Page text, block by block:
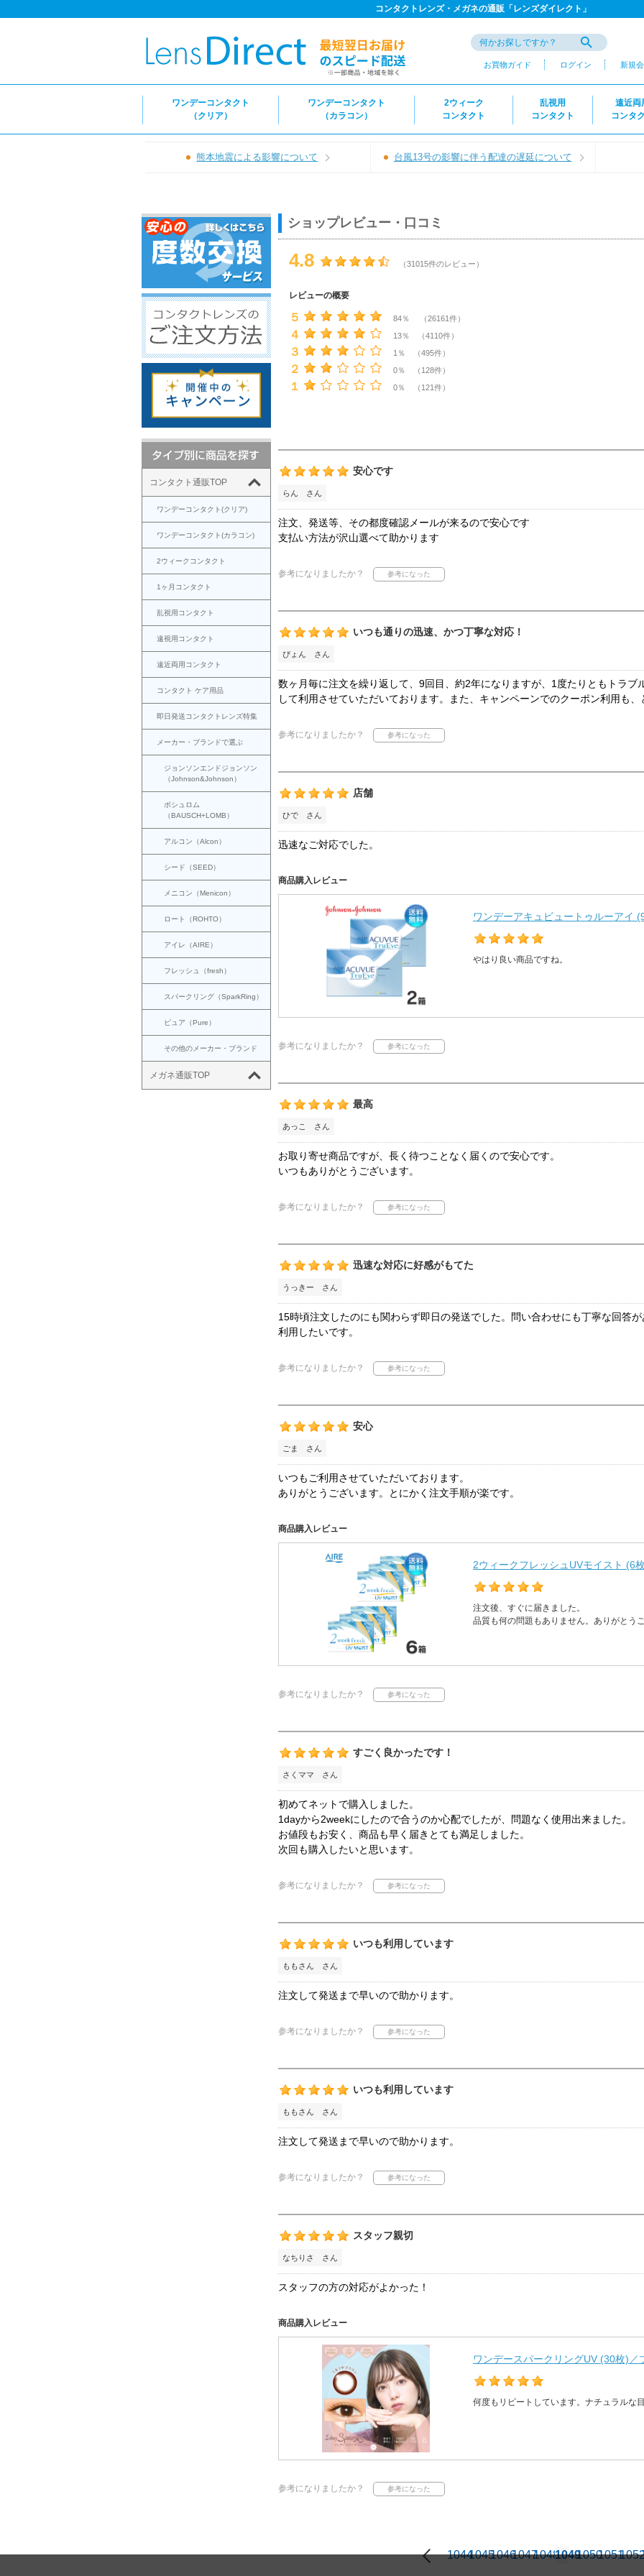
コンタクトレンズ・メガネの通販「レンズダイレクト」
お買物ガイド ログイン 新規
ワンデーコンタクト
（クリア）
ワンデーコンタクト
（カラコン）
2ウィーク
コンタクト
乱視用
コンタクト
遠近両
コンタ
熊本地震による影響について 台風13号の影響に伴う配達の遅延について
コンタクト通販TOP
ワンデーコンタクト(クリア)
ワンデーコンタクト(カラコン)
2ウィークコンタクト
1ヶ月コンタクト
乱視用コンタクト
遠視用コンタクト
遠近両用コンタクト
コンタクト ケア用品
即日発送コンタクトレンズ特集
メーカー・ブランドで選ぶ
ジョンソンエンドジョンソン
（Johnson&Johnson）
ボシュロム
（BAUSCH+LOMB）
アルコン（Alcon）
シード（SEED）
メニコン（Menicon）
ロート（ROHTO）
アイレ（AIRE）
フレッシュ（fresh）
スパークリング（SparkRing）
ピュア（Pure）
その他のメーカー・ブランド
メガネ通販TOP
ショップレビュー・口コミ
4.8 （31015件のレビュー）
レビューの概要
５ 84％ （26161件）
４ 13％ （4110件）
３ 1％ （495件）
２ 0％ （128件）
１ 0％ （121件）
安心です
らん さん
注文、発送等、その都度確認メールが来るので安心です
支払い方法が沢山選べて助かります
参考になりましたか？
いつも通りの迅速、かつ丁寧な対応！
ぴょん さん
数ヶ月毎に注文を繰り返して、9回目、約2年になりますが、1度たりともトラブ
して利用させていただいております。また、キャンペーンでのクーポン利用も、
参考になりましたか？
店舗
ひで さん
迅速なご対応でした。
商品購入レビュー
ワンデーアキュビュートゥルーアイ
やはり良い商品ですね。
参考になりましたか？
最高
あっこ さん
お取り寄せ商品ですが、長く待つことなく届くので安心です。
いつもありがとうございます。
参考になりましたか？
迅速な対応に好感がもてた
うっきー さん
15時頃注文したのにも関わらず即日の発送でした。問い合わせにも丁寧な回答
利用したいです。
参考になりましたか？
安心
ごま さん
いつもご利用させていただいております。
ありがとうございます。とにかく注文手順が楽です。
商品購入レビュー
2ウィークフレッシュUVモイスト (6
注文後、すぐに届きました。
品質も何の問題もありません。ありがとう
参考になりましたか？
すごく良かったです！
さくママ さん
初めてネットで購入しました。
1dayから2weekにしたので合うのか心配でしたが、問題なく使用出来ました。
お値段もお安く、商品も早く届きとても満足しました。
次回も購入したいと思います。
参考になりましたか？
いつも利用しています
ももさん さん
注文して発送まで早いので助かります。
参考になりましたか？
いつも利用しています
ももさん さん
注文して発送まで早いので助かります。
参考になりましたか？
スタッフ親切
なちりさ さん
スタッフの方の対応がよかった！
商品購入レビュー
ワンデースパークリングUV (30枚)
何度もリピートしています。ナチュラルな
参考になりましたか？
10441045104610471048104910501051